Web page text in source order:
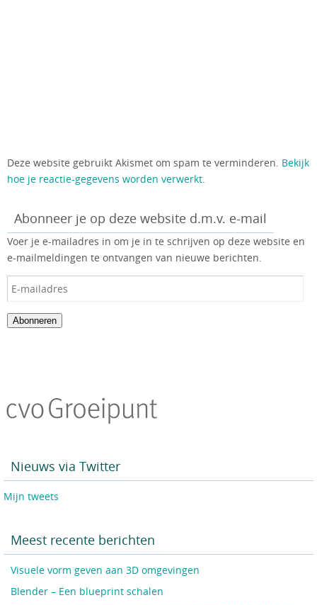
Deze website gebruikt Akismet om spam te verminderen. Bekijk
hoe je reactie-gegevens worden verwerkt.
Abonneer je op deze website d.m.v. e-mail
Voer je e-mailadres in om je in te schrijven op deze website en
e-mailmeldingen te ontvangen van nieuwe berichten.
Abonneren
Nieuws via Twitter
Mijn tweets
Meest recente berichten
Visuele vorm geven aan 3D omgevingen
Blender – Een blueprint schalen